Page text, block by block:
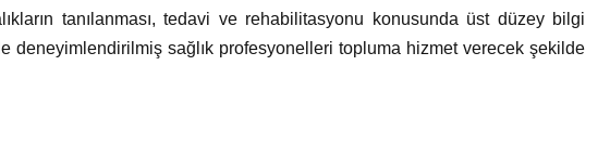
tanılanması, tedavi ve rehabilitasyonu konusunda üst düzey bilgi
deneyimlendirilmiş sağlık profesyonelleri topluma hizmet verecek şekilde